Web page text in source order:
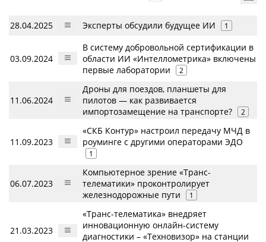
28.04.2025 Эксперты обсудили будущее ИИ 1
03.09.2024
В систему добровольной сертификации в
области ИИ «Интеллометрика» включены
первые лаборатории
2
11.06.2024
Дроны для поездов, планшеты для
пилотов — как развивается
импортозамещение на транспорте?
2
11.09.2023
«СКБ Контур» настроил передачу МЧД в
роуминге с другими операторами ЭДО
1
06.07.2023
Компьютерное зрение «Транс-
телематики» проконтролирует
железнодорожные пути
1
21.03.2023
«Транс-телематика» внедряет
инновационную онлайн-систему
диагностики – «Техновизор» на станции